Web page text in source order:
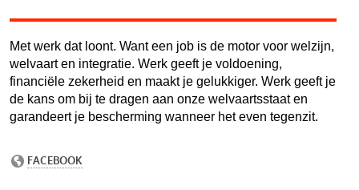
Met werk dat loont. Want een job is de motor voor welzijn,
welvaart en integratie. Werk geeft je voldoening,
financiële zekerheid en maakt je gelukkiger. Werk geeft je
de kans om bij te dragen aan onze welvaartsstaat en
garandeert je bescherming wanneer het even tegenzit.